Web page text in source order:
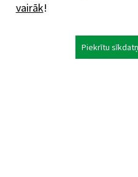
vairāk!
Piekrītu